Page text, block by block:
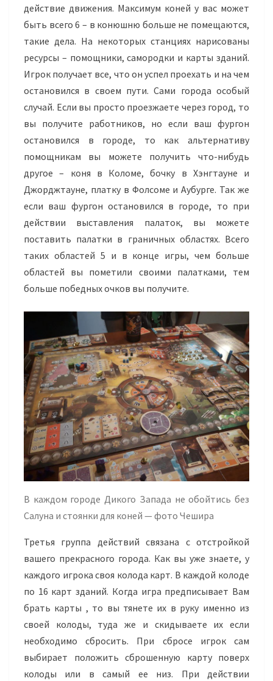
действие движения. Максимум коней у вас может
быть всего 6 – в конюшню больше не помещаются,
такие дела. На некоторых станциях нарисованы
ресурсы – помощники, самородки и карты зданий.
Игрок получает все, что он успел проехать и на чем
остановился в своем пути. Сами города особый
случай. Если вы просто проезжаете через город, то
вы получите работников, но если ваш фургон
остановился в городе, то как альтернативу
помощникам вы можете получить что-нибудь
другое – коня в Коломе, бочку в Хэнгтауне и
Джорджтауне, платку в Фолсоме и Аубурге. Так же
если ваш фургон остановился в городе, то при
действии выставления палаток, вы можете
поставить палатки в граничных областях. Всего
таких областей 5 и в конце игры, чем больше
областей вы пометили своими палатками, тем
больше победных очков вы получите.
В каждом городе Дикого Запада не обойтись без
Салуна и стоянки для коней — фото Чешира
Третья группа действий связана с отстройкой
вашего прекрасного города. Как вы уже знаете, у
каждого игрока своя колода карт. В каждой колоде
по 16 карт зданий. Когда игра предписывает Вам
брать карты , то вы тянете их в руку именно из
своей колоды, туда же и скидываете их если
необходимо сбросить. При сбросе игрок сам
выбирает положить сброшенную карту поверх
колоды или в самый ее низ. При действии